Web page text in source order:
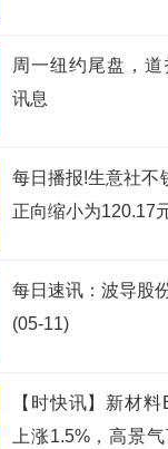
周一纽约尾盘，
讯息
每日播报!生意社不
正向缩小为120.17
每日速讯：波导股
(05-11)
【时快讯】新材料
上涨1.5%，高景